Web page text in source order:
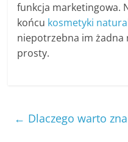
funkcja marketingowa.
końcu kosmetyki
niepotrzebna im
prosty.
← Dlaczego warto